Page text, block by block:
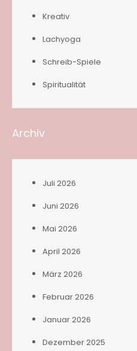
Kreativ
Lachyoga
Schreib-Spiele
Spiritualität
Archiv
Juli 2026
Juni 2026
Mai 2026
April 2026
März 2026
Februar 2026
Januar 2026
Dezember 2025